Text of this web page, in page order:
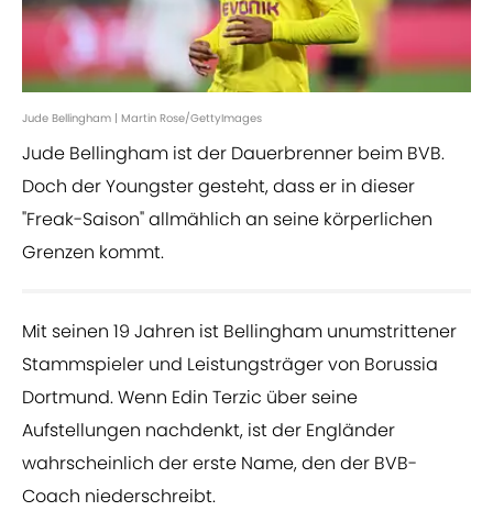
Jude Bellingham | Martin Rose/GettyImages
Jude Bellingham ist der Dauerbrenner beim BVB.
Doch der Youngster gesteht, dass er in dieser
"Freak-Saison" allmählich an seine körperlichen
Grenzen kommt.
Mit seinen 19 Jahren ist Bellingham unumstrittener
Stammspieler und Leistungsträger von Borussia
Dortmund. Wenn Edin Terzic über seine
Aufstellungen nachdenkt, ist der Engländer
wahrscheinlich der erste Name, den der BVB-
Coach niederschreibt.